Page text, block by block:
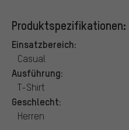
Produktspezifikationen:
Einsatzbereich:
Casual
Ausführung:
T-Shirt
Geschlecht:
Herren